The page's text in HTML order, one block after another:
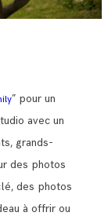
” pour un
avec un
grands-
des photos
des photos
à offrir ou